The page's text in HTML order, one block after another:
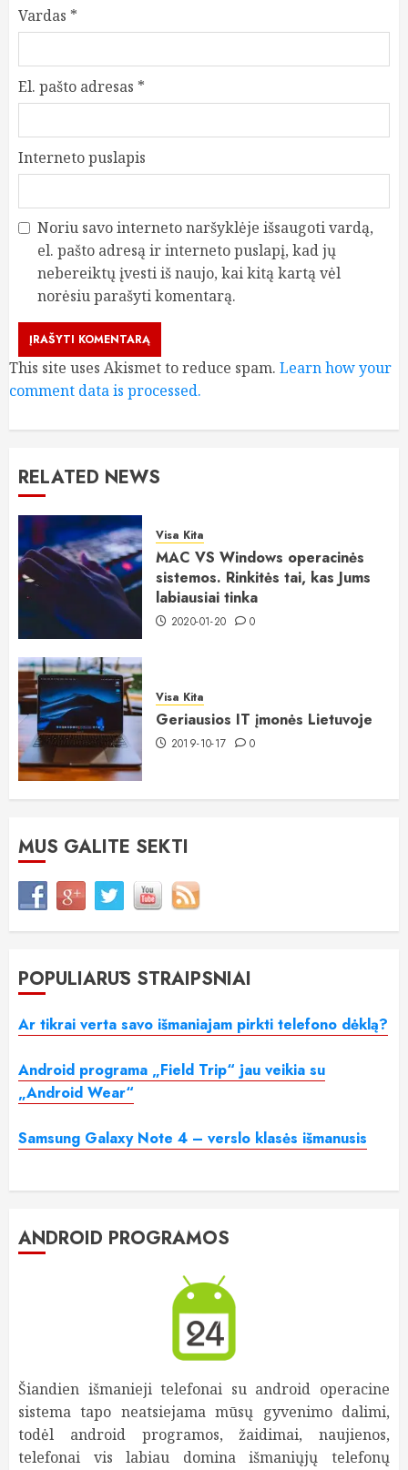
Vardas *
El. pašto adresas *
Interneto puslapis
Noriu savo interneto naršyklėje išsaugoti vardą,
el. pašto adresą ir interneto puslapį, kad jų
nebereiktų įvesti iš naujo, kai kitą kartą vėl
norėsiu parašyti komentarą.
This site uses Akismet to reduce spam. Learn how your
comment data is processed.
RELATED NEWS
Visa Kita
MAC VS Windows operacinės
sistemos. Rinkitės tai, kas Jums
labiausiai tinka
2020-01-20 0
Visa Kita
Geriausios IT įmonės Lietuvoje
2019-10-17 0
MUS GALITE SEKTI
POPULIARŪS STRAIPSNIAI
Ar tikrai verta savo išmaniajam pirkti telefono dėklą?
Android programa „Field Trip“ jau veikia su
„Android Wear“
Samsung Galaxy Note 4 – verslo klasės išmanusis
ANDROID PROGRAMOS
Šiandien išmanieji telefonai su android operacine
sistema tapo neatsiejama mūsų gyvenimo dalimi,
todėl android programos, žaidimai, naujienos,
telefonai vis labiau domina išmaniųjų telefonų